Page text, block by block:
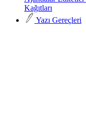
Kağıtları
Yazı Gereçleri